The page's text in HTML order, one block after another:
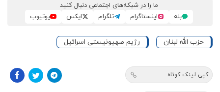
ما را در شبکه‌های اجتماعی دنبال کنید
بله
اینستاگرام تلگرام ایکس یوتیوب
حزب الله لبنان رژیم صهیونیستی اسرائیل
کپی لینک کوتاه